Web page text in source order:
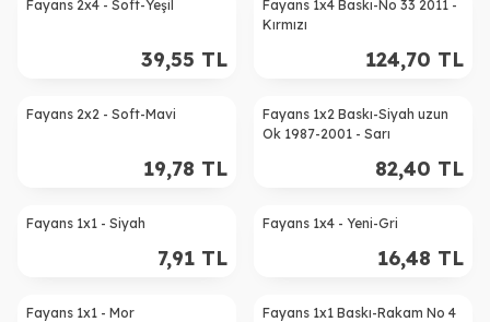
Fayans 2x4 - Soft-Yeşil
39,55 TL
Fayans 1x4 Baskı-No 33 2011 -
Kırmızı
124,70 TL
Fayans 2x2 - Soft-Mavi
19,78 TL
Fayans 1x2 Baskı-Siyah uzun
Ok 1987-2001 - Sarı
82,40 TL
Fayans 1x1 - Siyah
7,91 TL
Fayans 1x4 - Yeni-Gri
16,48 TL
Fayans 1x1 - Mor
Fayans 1x1 Baskı-Rakam No 4